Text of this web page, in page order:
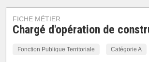
FICHE MÉTIER
Chargé d'opération de
Fonction Publique Territoriale Catégorie A